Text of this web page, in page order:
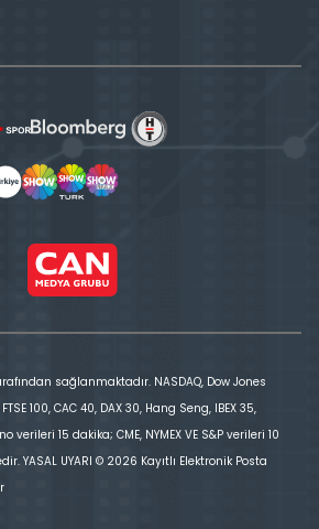
sağlanmaktadır. NASDAQ, Dow Jones
100, CAC 40, DAX 30, Hang Seng, IBEX 35,
verileri 15 dakika; CME, NYMEX VE S&P verileri 10
YASAL UYARI © 2026 Kayıtlı Elektronik Posta